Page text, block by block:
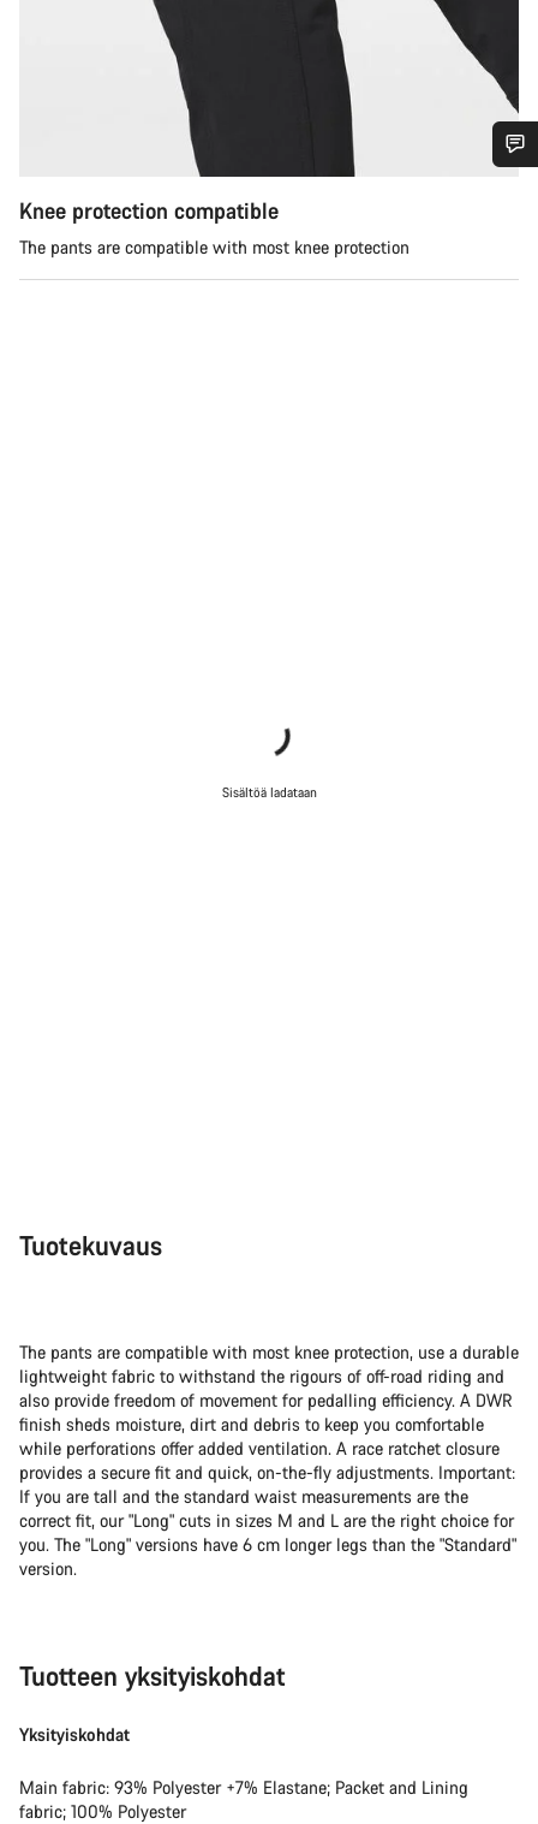
Knee protection compatible
The pants are compatible with most knee protection
Sisältöä ladataan
Tuotekuvaus
The pants are compatible with most knee protection, use a durable
lightweight fabric to withstand the rigours of off-road riding and
also provide freedom of movement for pedalling efficiency. A DWR
finish sheds moisture, dirt and debris to keep you comfortable
while perforations offer added ventilation. A race ratchet closure
provides a secure fit and quick, on-the-fly adjustments. Important:
If you are tall and the standard waist measurements are the
correct fit, our "Long" cuts in sizes M and L are the right choice for
you. The "Long" versions have 6 cm longer legs than the "Standard"
version.
Tuotteen yksityiskohdat
Yksityiskohdat
Main fabric: 93% Polyester +7% Elastane; Packet and Lining
fabric; 100% Polyester
Asiakaspalvelumme asiantuntijat ovat valmiina
vastaamaan kysymyksiisi.